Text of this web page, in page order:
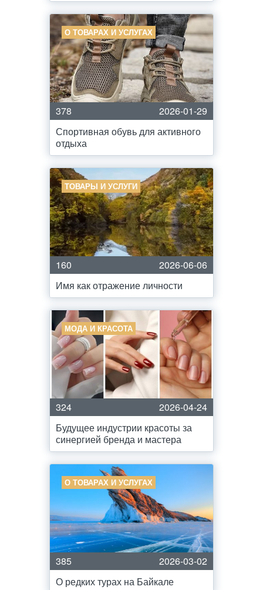
О ТОВАРАХ И УСЛУГАХ
378
2026-01-29
Спортивная обувь для активного
отдыха
ТОВАРЫ И УСЛУГИ
160
2026-06-06
Имя как отражение личности
МОДА И КРАСОТА
324
2026-04-24
Будущее индустрии красоты за
синергией бренда и мастера
О ТОВАРАХ И УСЛУГАХ
385
2026-03-02
О редких турах на Байкале